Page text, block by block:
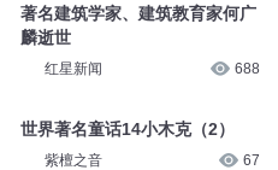
著名建筑学家、建筑教育家何广
麟逝世
红星新闻 688
世界著名童话14小木克（2）
紫檀之音 67